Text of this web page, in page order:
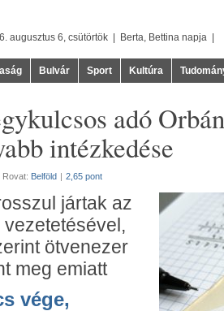
augusztus 6, csütörtök | Berta, Bettina napja |
Bulvár Sport Kultúra
adó
intézkedése
Rovat: Belföld | 2,65 pont
jártak az
ötvenezer
meg emiatt
vége,